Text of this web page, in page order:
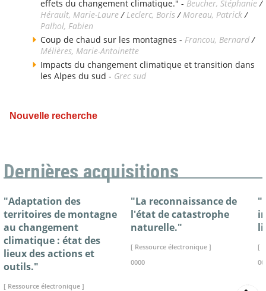
effets du changement climatique." - Beucher, Stéphanie/
Hérault, Marie-Laure/ Leclerc, Boris/Moreau, Patrick/
Palhol, Fabien
Coup de chaud sur les montagnes - Francou, Bernard/
Mélières, Marie-Antoinette
Impacts du changement climatique et transition dans
les Alpes du sud - Grec sud
Nouvelle recherche
Dernières acquisitions
"Adaptation des
territoires de montagne
au changement
climatique : état des
lieux des actions et
outils."
[ Ressource électronique ]
"La reconnaissance de
l'état de catastrophe
naturelle."
[ Ressource électronique ]
0000
[